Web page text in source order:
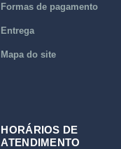
Formas de pagamento
Entrega
Mapa do site
HORÁRIOS DE
ATENDIMENTO